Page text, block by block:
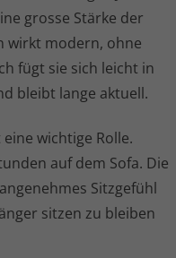
grosse Stärke der
wirkt modern, ohne
fügt sie sich leicht in
bleibt lange aktuell.
wichtige Rolle.
auf dem Sofa. Die
Sitzgefühl
sitzen zu bleiben